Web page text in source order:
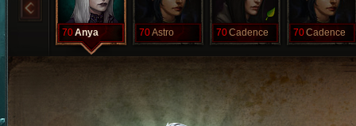
70Anya 70Astro 70Cadence 70Cadence